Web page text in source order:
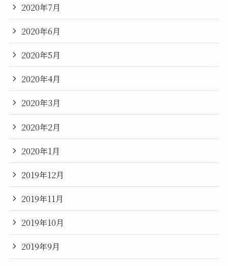
2020年7月
2020年6月
2020年5月
2020年4月
2020年3月
2020年2月
2020年1月
2019年12月
2019年11月
2019年10月
2019年9月